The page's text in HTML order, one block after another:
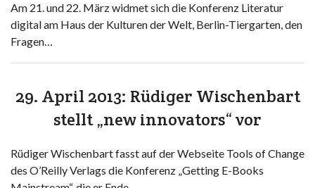
Am 21. und 22. März widmet sich die Konferenz Literatur
digital am Haus der Kulturen der Welt, Berlin-Tiergarten, den
Fragen…
29. April 2013: Rüdiger Wischenbart
stellt „new innovators“ vor
Rüdiger Wischenbart fasst auf der Webseite Tools of Change
des O’Reilly Verlags die Konferenz „Getting E-Books